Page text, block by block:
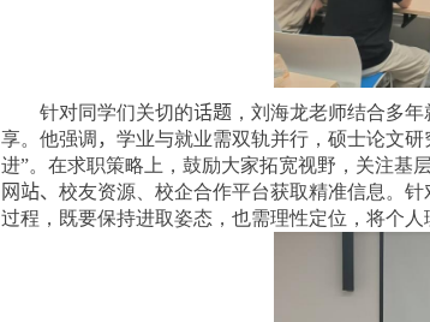
针对同学们关切的话题 ，刘海龙老师结合多
享。他强调 ， 学业与就业需双轨并行，硕士论文
进”。在求职策略上，鼓励大家拓宽视野，关注基
网站、 校友资源、校企合作平台获取精准信息。针
过程，既要保持进取姿态，也需理性定位，将个人